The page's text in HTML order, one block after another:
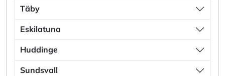
Täby
Eskilatuna
Huddinge
Sundsvall